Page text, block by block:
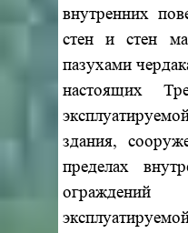
внутренних
стен и стен
пазухами
настоящих
здания,
пределах